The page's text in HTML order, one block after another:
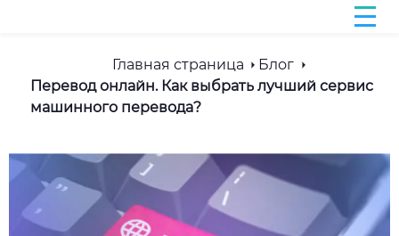
Главная страница
Блог
Перевод онлайн. Как выбрать лучший сервис
машинного перевода?